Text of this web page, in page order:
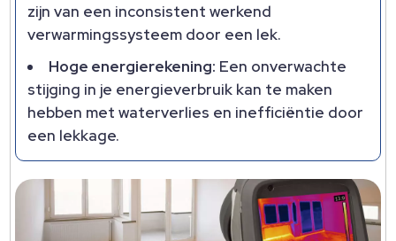
zijn van een inconsistent werkend
verwarmingssysteem door een lek.
Hoge energierekening: Een onverwachte
stijging in je energieverbruik kan te maken
hebben met waterverlies en inefficiëntie door
een lekkage.